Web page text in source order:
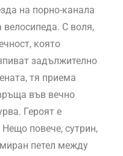
на порно-канала
велосипеда. С воля,
която
задължително
тя приема
във вечно
Героят е
Нещо повече, сутрин,
петел между